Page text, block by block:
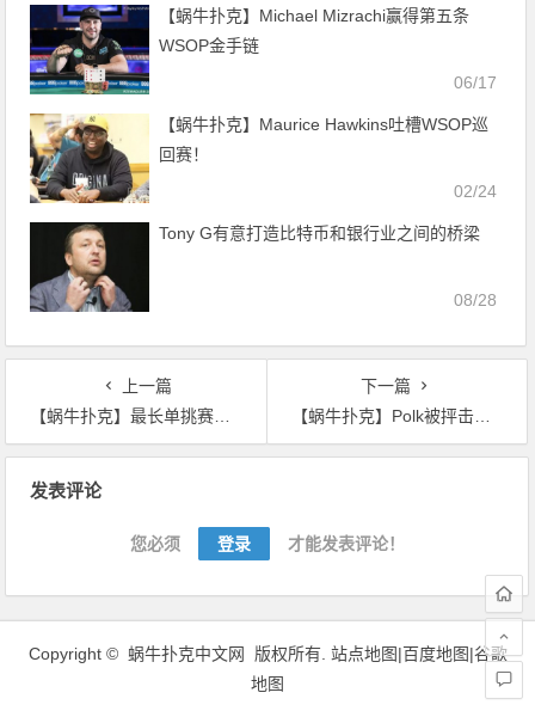
【蜗牛扑克】Michael Mizrachi赢得第五条
WSOP金手链
06/17
【蜗牛扑克】Maurice Hawkins吐槽WSOP巡
回赛！
02/24
Tony G有意打造比特币和银行业之间的桥梁
08/28
上一篇
【蜗牛扑克】最长单挑赛接近尾声 胜负已无悬念 Phil Galfond再次向世界发出单挑挑战
下一篇
【蜗牛扑克】Polk被抨击在单挑赛的表现像懦夫 好莱坞演员加入慈善奉献自己绵薄之力
发表评论
您必须 登录 才能发表评论！
Copyright © 蜗牛扑克中文网 版权所有. 站点地图|百度地图|谷歌
地图